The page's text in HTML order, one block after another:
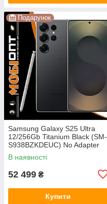
Подарунок
Samsung Galaxy S25 Ultra
12/256Gb Titanium Black (SM-
S938BZKDEUC) No Adapter
UA UCRF
В наявності
52 499 ₴
Купити